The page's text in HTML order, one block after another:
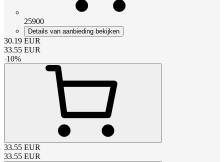
25900
Details van aanbieding bekijken
30.19 EUR
33.55 EUR
-10%
33.55 EUR
33.55 EUR